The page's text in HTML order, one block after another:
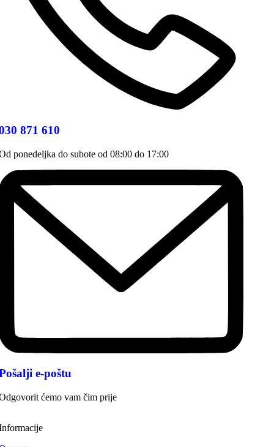
871 610
ponedeljka do subote od 08:00 do 17:00
e-poštu
ćemo vam čim prije